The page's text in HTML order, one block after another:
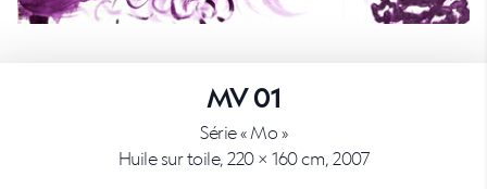
MV 01
Série « Mo »
Huile sur toile, 220 × 160 cm, 2007